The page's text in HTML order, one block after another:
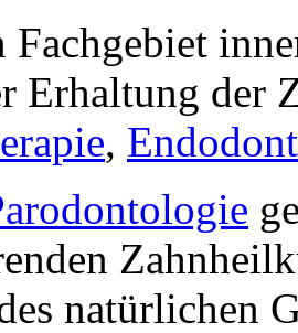
Fachgebiet
Erhaltung der
,
natürlichen